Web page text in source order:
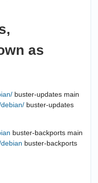
as
buster-updates main
buster-updates
buster-backports main
buster-backports